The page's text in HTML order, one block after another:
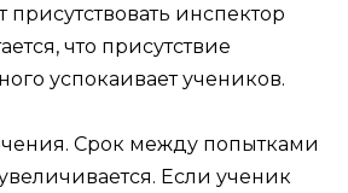
инспектор
что присутствие
успокаивает учеников.
Срок между попытками
Если ученик